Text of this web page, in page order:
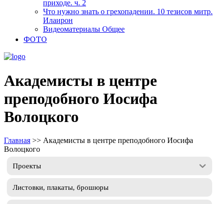
приходе. ч. 2
Что нужно знать о грехопадении. 10 тезисов митр.
Илаирон
Видеоматериалы Общее
ФОТО
Академисты в центре
преподобного Иосифа
Волоцкого
Главная >> Академисты в центре преподобного Иосифа
Волоцкого
Проекты
Листовки, плакаты, брошюры